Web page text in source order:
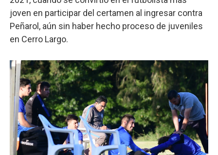
joven en participar del certamen al ingresar contra
Peñarol, aún sin haber hecho proceso de juveniles
en Cerro Largo.